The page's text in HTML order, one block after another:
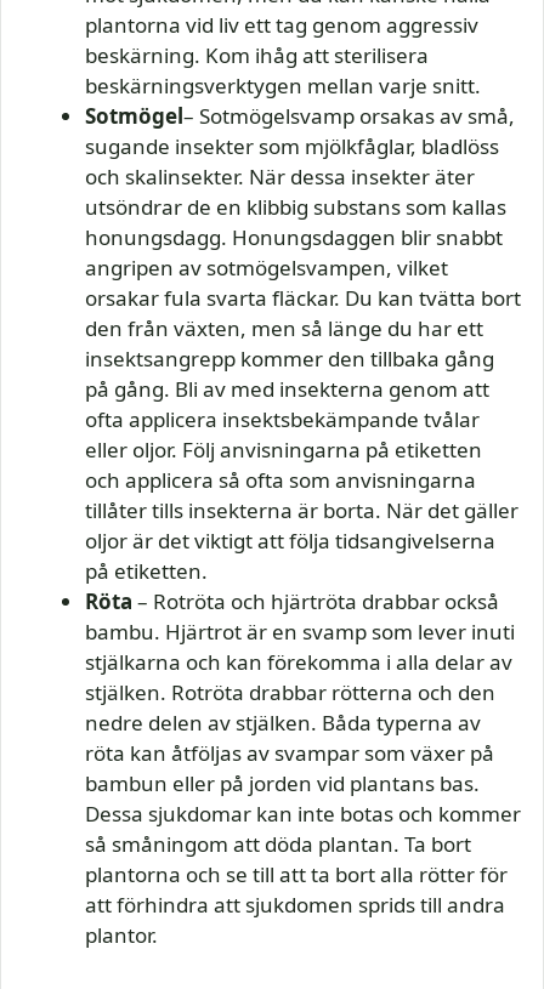
plantorna vid liv ett tag genom aggressiv
beskärning. Kom ihåg att sterilisera
beskärningsverktygen mellan varje snitt.
Sotmögel– Sotmögelsvamp orsakas av små,
sugande insekter som mjölkfåglar, bladlöss
och skalinsekter. När dessa insekter äter
utsöndrar de en klibbig substans som kallas
honungsdagg. Honungsdaggen blir snabbt
angripen av sotmögelsvampen, vilket
orsakar fula svarta fläckar. Du kan tvätta bort
den från växten, men så länge du har ett
insektsangrepp kommer den tillbaka gång
på gång. Bli av med insekterna genom att
ofta applicera insektsbekämpande tvålar
eller oljor. Följ anvisningarna på etiketten
och applicera så ofta som anvisningarna
tillåter tills insekterna är borta. När det gäller
oljor är det viktigt att följa tidsangivelserna
på etiketten.
Röta – Rotröta och hjärtröta drabbar också
bambu. Hjärtrot är en svamp som lever inuti
stjälkarna och kan förekomma i alla delar av
stjälken. Rotröta drabbar rötterna och den
nedre delen av stjälken. Båda typerna av
röta kan åtföljas av svampar som växer på
bambun eller på jorden vid plantans bas.
Dessa sjukdomar kan inte botas och kommer
så småningom att döda plantan. Ta bort
plantorna och se till att ta bort alla rötter för
att förhindra att sjukdomen sprids till andra
plantor.